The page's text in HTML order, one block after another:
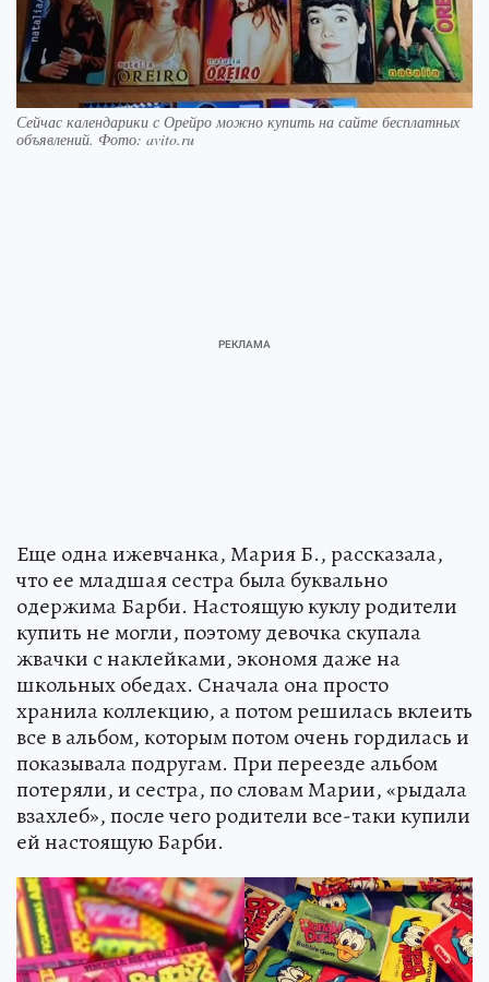
Сейчас календарики с Орейро можно купить на сайте бесплатных
объявлений. Фото: avito.ru
Еще одна ижевчанка, Мария Б., рассказала,
что ее младшая сестра была буквально
одержима Барби. Настоящую куклу родители
купить не могли, поэтому девочка скупала
жвачки с наклейками, экономя даже на
школьных обедах. Сначала она просто
хранила коллекцию, а потом решилась вклеить
все в альбом, которым потом очень гордилась и
показывала подругам. При переезде альбом
потеряли, и сестра, по словам Марии, «рыдала
взахлеб», после чего родители все-таки купили
ей настоящую Барби.